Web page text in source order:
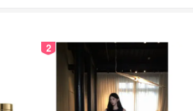
霍格沃茨遗产：数字豪华版
购买
2